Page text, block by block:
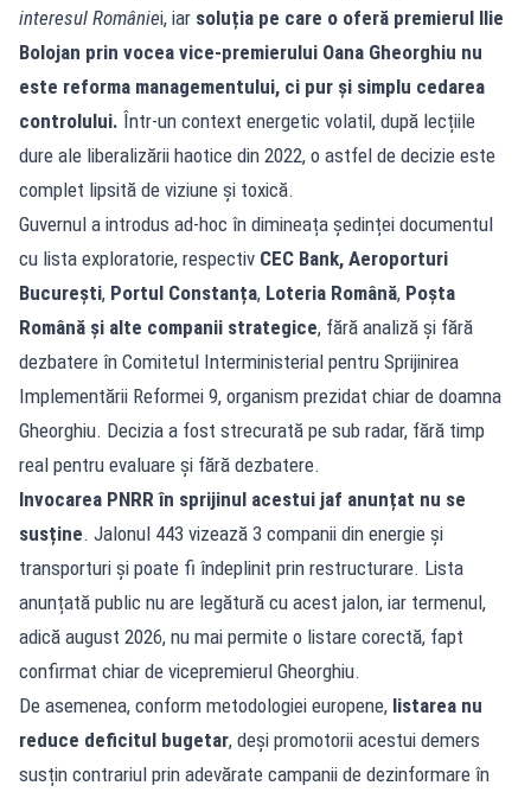
interesul României, iar soluția pe care o oferă premierul Ilie
Bolojan prin vocea vice-premierului Oana Gheorghiu nu
este reforma managementului, ci pur și simplu cedarea
controlului. Într-un context energetic volatil, după lecțiile
dure ale liberalizării haotice din 2022, o astfel de decizie este
complet lipsită de viziune și toxică.
Guvernul a introdus ad-hoc în dimineața ședinței documentul
cu lista exploratorie, respectiv CEC Bank, Aeroporturi
București, Portul Constanța, Loteria Română, Poșta
Română și alte companii strategice, fără analiză și fără
dezbatere în Comitetul Interministerial pentru Sprijinirea
Implementării Reformei 9, organism prezidat chiar de doamna
Gheorghiu. Decizia a fost strecurată pe sub radar, fără timp
real pentru evaluare și fără dezbatere.
Invocarea PNRR în sprijinul acestui jaf anunțat nu se
susține. Jalonul 443 vizează 3 companii din energie și
transporturi și poate fi îndeplinit prin restructurare. Lista
anunțată public nu are legătură cu acest jalon, iar termenul,
adică august 2026, nu mai permite o listare corectă, fapt
confirmat chiar de vicepremierul Gheorghiu.
De asemenea, conform metodologiei europene, listarea nu
reduce deficitul bugetar, deși promotorii acestui demers
susțin contrariul prin adevărate campanii de dezinformare în